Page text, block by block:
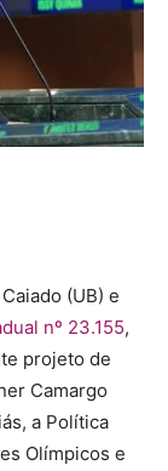
(UB) e
nº 23.155,
projeto de
Camargo
a Política
Olímpicos e